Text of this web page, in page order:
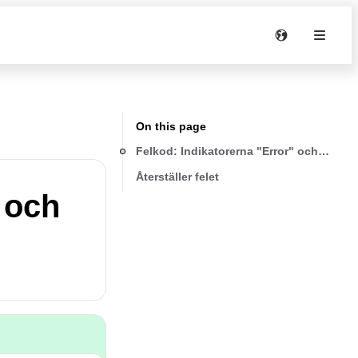
On this page
Felkod: Indikatorerna "Error" och
Återställer felet